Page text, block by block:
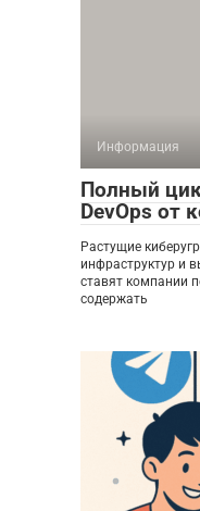
Информация
Полный
DevOps от
Растущие
инфраструктур и
ставят компании
содержать